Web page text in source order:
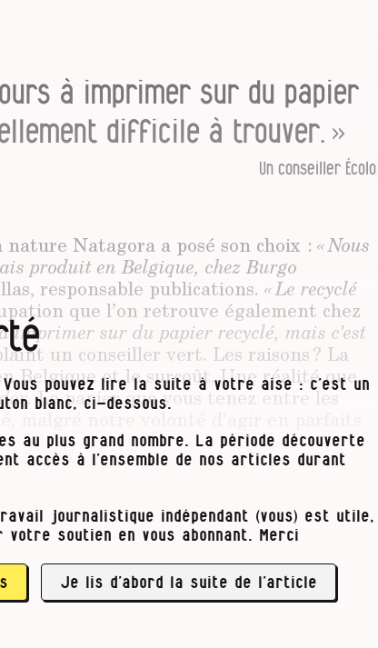
à imprimer sur du papier
difficile à trouver. »
Un conseiller Écolo
Natagora a posé son choix : « Nous
produit en Belgique, chez Burgo
responsable publications. « Le recyclé
que l’on retrouve également chez
imprimer sur du papier recyclé, mais c’est
un conseiller vert. Les raisons ? La
Belgique et le surcoût. Une réalité que
. Le papier que vous tenez entre les
malgré notre volonté d’agir en parfaits
recyclé est relativement importante »
de l’imprimerie Bietlot à
prix, le client revoit souvent sa demande.
cher que du papier normal. Or cela
le plus répandu). Pour d’autres, on
pouvez lire la suite à votre aise : c’est un
blanc, ci-dessous.
au plus grand nombre. La période découverte
accès à l’ensemble de nos articles durant
journalistique indépendant (vous) est utile,
soutien en vous abonnant. Merci
Je lis d’abord la suite de l’article